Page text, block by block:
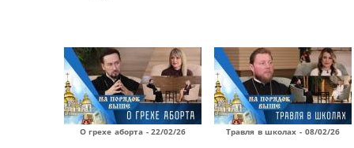
О грехе аборта - 22/02/26 Травля в школах - 08/02/26